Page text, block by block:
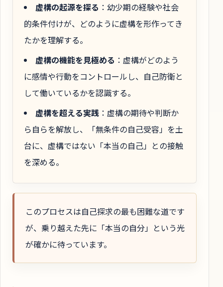
虚構の起源を探る ：幼少期の経験や社会
的条件付けが、どのように虚構を形作ってき
たかを理解する。
虚構の機能を見極める ：虚構がどのよう
に感情や行動をコントロールし、自己防衛と
して働いているかを認識する。
虚構を超える実践 ：虚構の期待や判断か
ら自らを解放し、「無条件の自己受容」を土
台に、虚構ではない「本当の自己」との接触
を深める。
このプロセスは自己探求の最も困難な道です
が、乗り越えた先に「本当の自分」という光
が確かに待っています。